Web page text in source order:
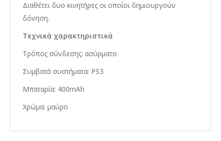
Διαθέτει δυο κινητήρες οι οποίοι δημιουργούν
δόνηση.
Τεχνικά χαρακτηριστικά
Τρόπος σύνδεσης: ασύρματο
Συμβατά συστήματα: PS3
Μπαταρία: 400mAh
Χρώμα: μαύρο